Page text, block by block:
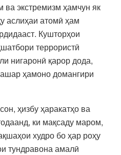
ва экстремизм ҳамчун як
аслиҳаи атомӣ ҳам
Кушторҳои
террористӣ
нигаронӣ қарор дода,
ҳамоно домангири
ҳизбу ҳаракатҳо ва
ки мақсаду маром,
худро бо ҳар роҳу
тундравона амалӣ